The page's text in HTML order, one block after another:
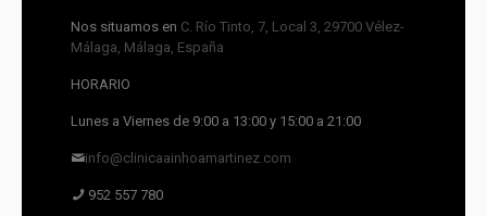
Nos situamos en C. Río Tinto, 7, Local 3, 29700 Vélez-
Málaga, Málaga, España
HORARIO
Lunes a Viernes de 9:00 a 13:00 y 15:00 a 21:00
info@clinicaainhoamartinez.com
952 557 780